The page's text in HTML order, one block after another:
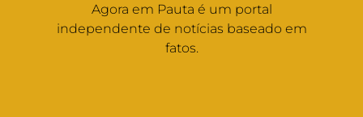
Agora em Pauta é um portal
independente de notícias baseado em
fatos.